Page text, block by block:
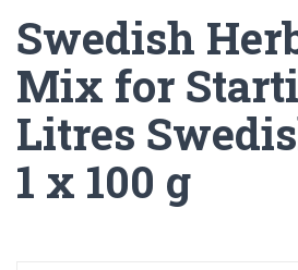
Swedish
Mix for
Litres
1 x 100 g